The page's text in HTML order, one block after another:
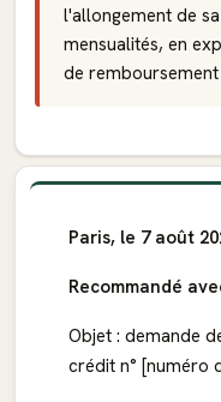
l'allongement de
mensualités, en
de
Paris, le 7 août
Recommandé
Objet : demande
crédit n° [numéro